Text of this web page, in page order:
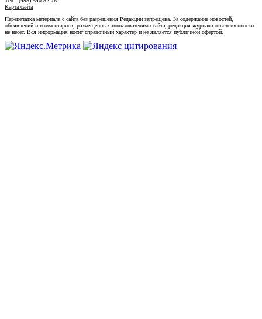
Карта сайта
Перепечатка материала с сайта без разрешения Редакции запрещена. За содержание новостей,
объявлений и комментариев, размещенных пользователями сайта, редакция журнала ответственности
не несет. Вся информация носит справочный характер и не является публичной офертой.